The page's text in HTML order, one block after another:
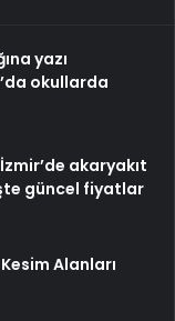
yazı
okullarda
akaryakıt
güncel fiyatlar
Alanları